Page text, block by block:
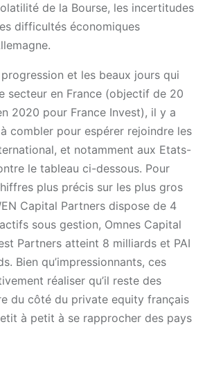
de la Bourse, les incertitudes
difficultés économiques
et les beaux jours qui
secteur en France (objectif de 20
2020 pour France Invest), il y a
combler pour espérer rejoindre les
et notamment aux Etats-
le tableau ci-dessous. Pour
plus précis sur les plus gros
Capital Partners dispose de 4
sous gestion, Omnes Capital
Partners atteint 8 milliards et PAI
Bien qu’impressionnants, ces
réaliser qu’il reste des
du côté du private equity français
à petit à se rapprocher des pays